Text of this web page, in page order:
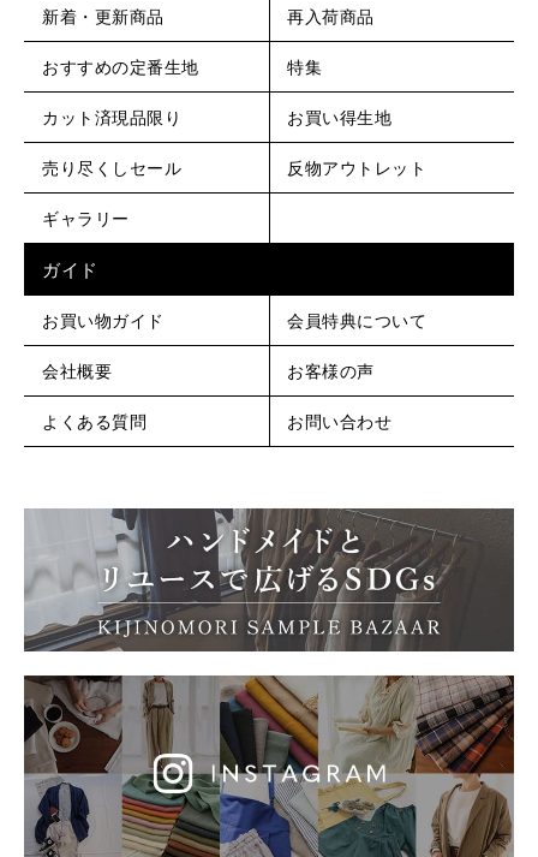
新着・更新商品 再入荷商品
おすすめの定番生地 特集
カット済現品限り お買い得生地
売り尽くしセール 反物アウトレット
ギャラリー
ガイド
お買い物ガイド 会員特典について
会社概要 お客様の声
よくある質問 お問い合わせ